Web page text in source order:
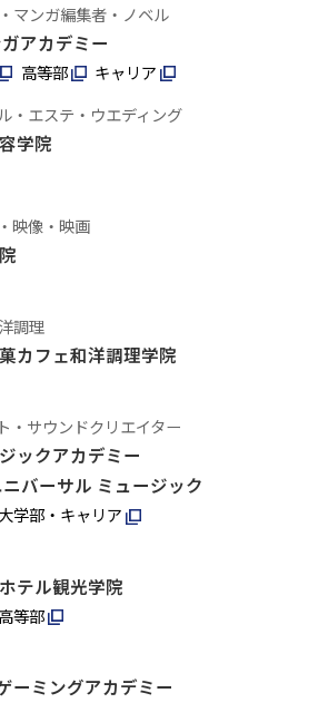
マンガ編集者・ノベル
アカデミー
高等部
キャリア
・エステ・ウエディング
学院
映像・映画
調理
カフェ和洋調理学院
・サウンドクリエイター
ックアカデミー
ニバーサル ミュージック
学部・キャリア
テル観光学院
等部
ーミングアカデミー